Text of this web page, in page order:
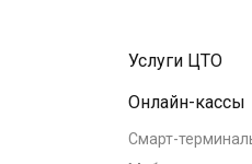
Услуги ЦТО
Онлайн-кассы
Смарт-